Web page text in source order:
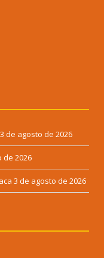
3 de agosto de 2026
de 2026
3 de agosto de 2026